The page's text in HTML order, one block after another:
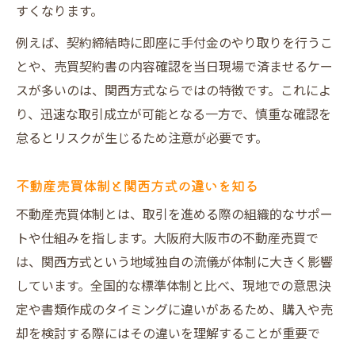
すくなります。
例えば、契約締結時に即座に手付金のやり取りを行うこ
とや、売買契約書の内容確認を当日現場で済ませるケー
スが多いのは、関西方式ならではの特徴です。これによ
り、迅速な取引成立が可能となる一方で、慎重な確認を
怠るとリスクが生じるため注意が必要です。
不動産売買体制と関西方式の違いを知る
不動産売買体制とは、取引を進める際の組織的なサポー
トや仕組みを指します。大阪府大阪市の不動産売買で
は、関西方式という地域独自の流儀が体制に大きく影響
しています。全国的な標準体制と比べ、現地での意思決
定や書類作成のタイミングに違いがあるため、購入や売
却を検討する際にはその違いを理解することが重要で